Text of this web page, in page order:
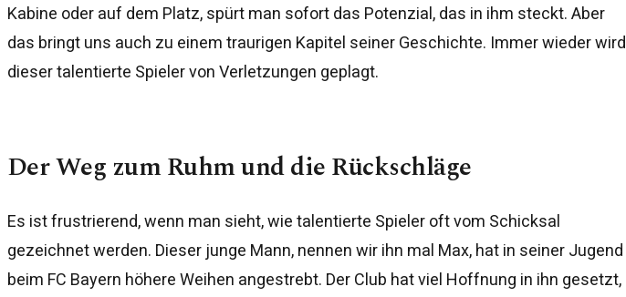
Kabine oder auf dem Platz, spürt man sofort das Potenzial, das in ihm steckt. Aber
das bringt uns auch zu einem traurigen Kapitel seiner Geschichte. Immer wieder wird
dieser talentierte Spieler von Verletzungen geplagt.
Der Weg zum Ruhm und die Rückschläge
Es ist frustrierend, wenn man sieht, wie talentierte Spieler oft vom Schicksal
gezeichnet werden. Dieser junge Mann, nennen wir ihn mal Max, hat in seiner Jugend
beim FC Bayern höhere Weihen angestrebt. Der Club hat viel Hoffnung in ihn gesetzt,